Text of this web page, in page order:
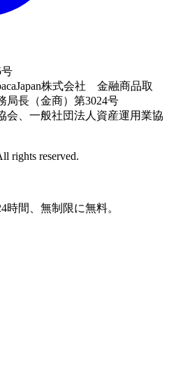
株式会社 金融商品取
長（金商）第3024号
会、一般社団法人資産運用業協
rights reserved.
時間、無制限に無料。